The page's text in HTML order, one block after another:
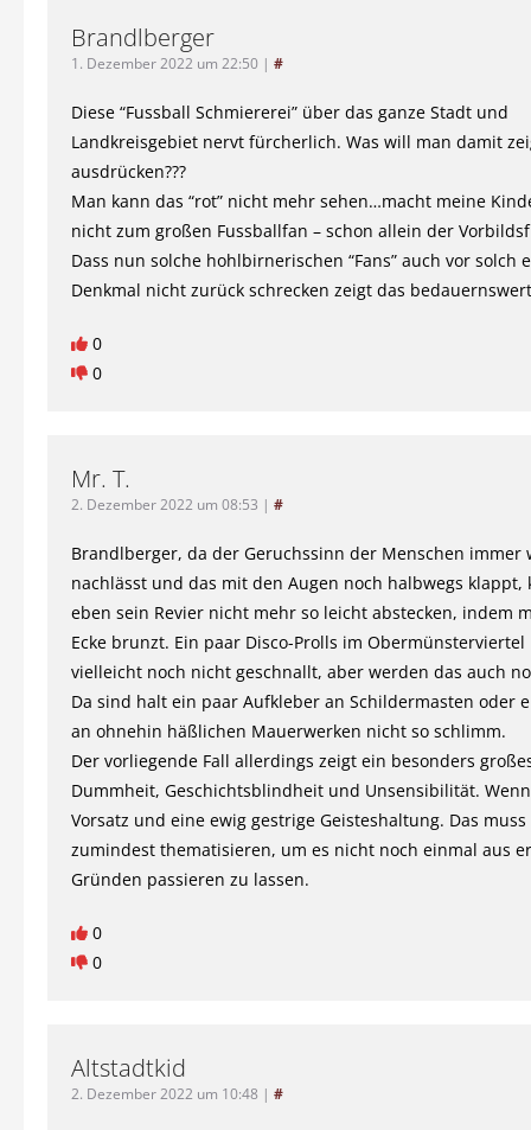
Brandlberger
1. Dezember 2022 um 22:50 | #
Diese “Fussball Schmiererei” über das ganze Stadt und
Landkreisgebiet nervt fürcherlich. Was will man damit
ausdrücken???
Man kann das “rot” nicht mehr sehen…macht meine
nicht zum großen Fussballfan – schon allein der
Dass nun solche hohlbirnerischen “Fans” auch vor solch
Denkmal nicht zurück schrecken zeigt das
0
0
Mr. T.
2. Dezember 2022 um 08:53 | #
Brandlberger, da der Geruchssinn der Menschen immer
nachlässt und das mit den Augen noch halbwegs klappt,
eben sein Revier nicht mehr so leicht abstecken, indem
Ecke brunzt. Ein paar Disco-Prolls im Obermünsterviertel
vielleicht noch nicht geschnallt, aber werden das auch
Da sind halt ein paar Aufkleber an Schildermasten oder
an ohnehin häßlichen Mauerwerken nicht so schlimm.
Der vorliegende Fall allerdings zeigt ein besonders
Dummheit, Geschichtsblindheit und Unsensibilität.
Vorsatz und eine ewig gestrige Geisteshaltung. Das
zumindest thematisieren, um es nicht noch einmal aus
Gründen passieren zu lassen.
0
0
Altstadtkid
2. Dezember 2022 um 10:48 | #